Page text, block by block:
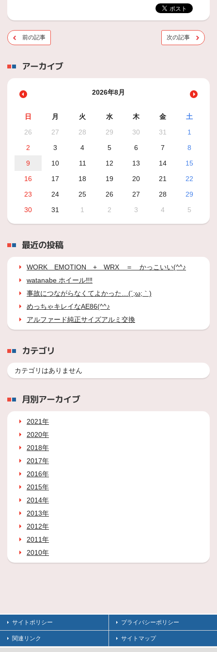
前の記事 次の記事
アーカイブ
2026年8月
日 月 火 水 木 金
土
26
27 28 29 30 31
1
2
3 4 5 6 7
8
9
10 11 12 13 14
15
16
17 18 19 20 21
22
23
24 25 26 27 28
29
30
31 1 2 3 4 5
最近の投稿
WORK EMOTION + WRX ＝ かっこいい(^^♪
watanabe ホイール‼‼
事故につながらなくてよかった…(´;ω;｀)
めっちゃキレイなAE86(^^♪
アルファード純正サイズアルミ交換
カテゴリ
カテゴリはありません
月別アーカイブ
2021年
2020年
2018年
2017年
2016年
2015年
2014年
2013年
2012年
2011年
2010年
サイトポリシー プライバシーポリシー
関連リンク サイトマップ